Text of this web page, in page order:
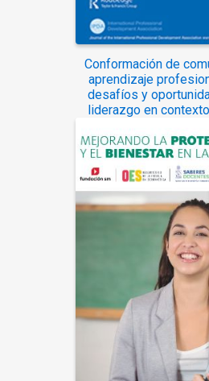
Conformación de
aprendizaje
desafíos y
liderazgo en